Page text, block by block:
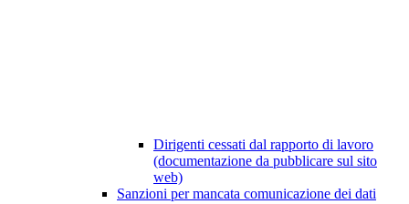
Dirigenti cessati dal rapporto di lavoro
(documentazione da pubblicare sul sito
web)
Sanzioni per mancata comunicazione dei dati